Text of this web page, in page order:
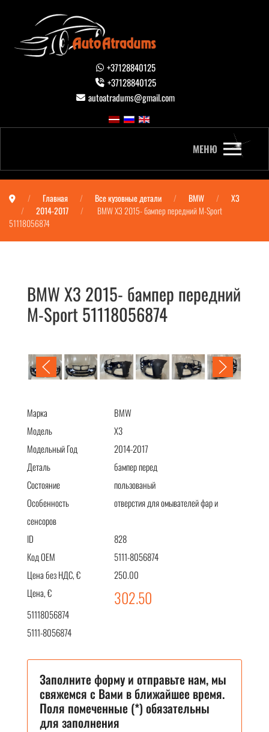
+37128840125
+37128840125
autoatradums@gmail.com
МЕНЮ
Главная Все кузовные детали BMW
X3
2014-2017
BMW X3 2015- бампер передний M-Sport
51118056874
BMW X3 2015- бампер передний
M-Sport 51118056874
Марка
BMW
Модель
X3
Модельный Год
2014-2017
Деталь
бампер перед
Состояние
пользованый
Особенность
отверстия для омывателей фар и
сенсоров
ID
828
Код OEM
5111-8056874
Цена без НДС, €
250.00
Цена, €
302.50
51118056874
5111-8056874
Заполните форму и отправьте нам, мы
свяжемся с Вами в ближайшее время.
Поля помеченные (*) обязательны
для заполнения